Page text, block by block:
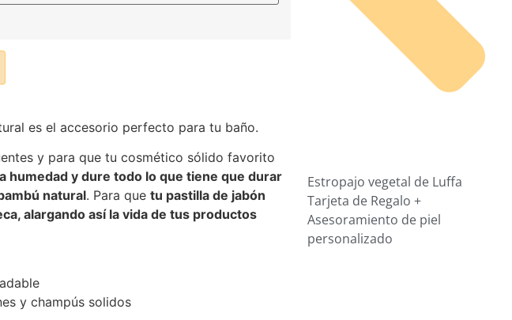
es el accesorio perfecto para tu baño.
y para que tu cosmético sólido favorito
humedad y dure todo lo que tiene que durar
natural. Para quetu pastilla de jabón
alargando así la vida de tus productos
y champús solidos
Estropajo vegetal de Luffa
Tarjeta de Regalo +
Asesoramiento de piel
personalizado